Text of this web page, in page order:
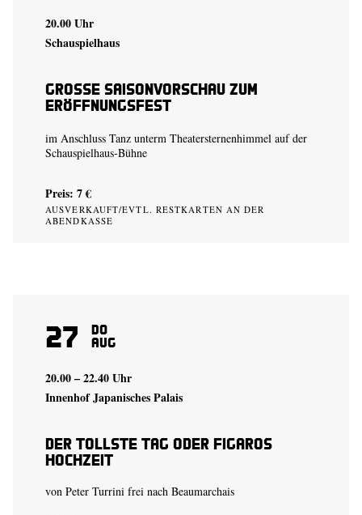
20.00 Uhr
Schauspielhaus
Große Saisonvorschau zum
Eröffnungsfest
im Anschluss Tanz unterm Theatersternenhimmel auf der
Schauspielhaus-Bühne
Preis: 7 €
AUSVERKAUFT/EVTL. RESTKARTEN AN DER
ABENDKASSE
27 Do
Aug
20.00 – 22.40 Uhr
Innenhof Japanisches Palais
Der tollste Tag oder Figaros
Hochzeit
von Peter Turrini frei nach Beaumarchais